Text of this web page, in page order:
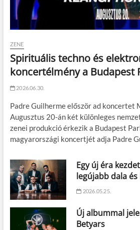
ZENE
Spirituális techno és
koncertélmény a Budapest
2026.06.30.
Padre Guilherme először ad koncertet
Augusztus 20-án két különleges
zenei produkció érkezik a Budapest
magyarországi koncertjét adja Padre
Egy új éra
legújabb dala és
2026.05.25.
Új albummal
Betyars